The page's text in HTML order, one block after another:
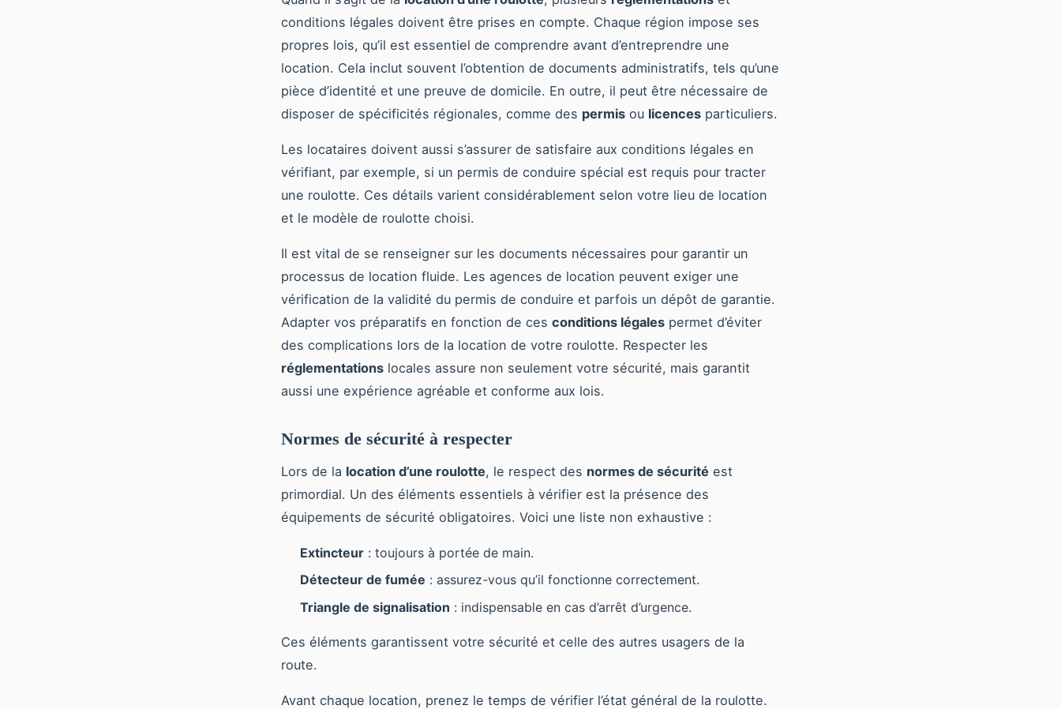
conditions légales doivent être prises en compte. Chaque région impose ses
propres lois, qu’il est essentiel de comprendre avant d’entreprendre une
location. Cela inclut souvent l’obtention de documents administratifs, tels qu’une
pièce d’identité et une preuve de domicile. En outre, il peut être nécessaire de
disposer de spécificités régionales, comme des permis ou licences particuliers.
Les locataires doivent aussi s’assurer de satisfaire aux conditions légales en
vérifiant, par exemple, si un permis de conduire spécial est requis pour tracter
une roulotte. Ces détails varient considérablement selon votre lieu de location
et le modèle de roulotte choisi.
Il est vital de se renseigner sur les documents nécessaires pour garantir un
processus de location fluide. Les agences de location peuvent exiger une
vérification de la validité du permis de conduire et parfois un dépôt de garantie.
Adapter vos préparatifs en fonction de ces conditions légales permet d’éviter
des complications lors de la location de votre roulotte. Respecter les
réglementations locales assure non seulement votre sécurité, mais garantit
aussi une expérience agréable et conforme aux lois.
Normes de sécurité à respecter
Lors de la location d’une roulotte, le respect des normes de sécurité est
primordial. Un des éléments essentiels à vérifier est la présence des
équipements de sécurité obligatoires. Voici une liste non exhaustive :
Extincteur : toujours à portée de main.
Détecteur de fumée : assurez-vous qu’il fonctionne correctement.
Triangle de signalisation : indispensable en cas d’arrêt d’urgence.
Ces éléments garantissent votre sécurité et celle des autres usagers de la
route.
Avant chaque location, prenez le temps de vérifier l’état général de la roulotte.